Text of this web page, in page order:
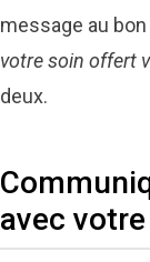
message au
votre soin offert
deux.
avec